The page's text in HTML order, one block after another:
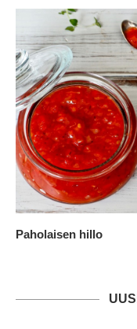
Paholaisen hillo